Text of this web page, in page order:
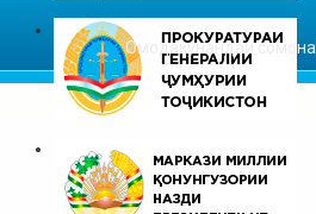
Омодакунандаи сомона